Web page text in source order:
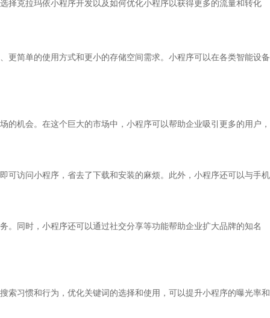
择克拉玛依小程序开发以及如何优化小程序以获得更多的流量和转化
更简单的使用方式和更小的存储空间需求。小程序可以在各类智能设备
机会。在这个巨大的市场中，小程序可以帮助企业吸引更多的用户，
可访问小程序，省去了下载和安装的麻烦。此外，小程序还可以与手机
同时，小程序还可以通过社交分享等功能帮助企业扩大品牌的知名
索习惯和行为，优化关键词的选择和使用，可以提升小程序的曝光率和